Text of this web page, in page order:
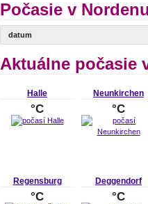
Počasie v
datum
Aktuálne počasie
Halle
°C
Neunkirchen
°C
Regensburg
°C
Deggendorf
°C